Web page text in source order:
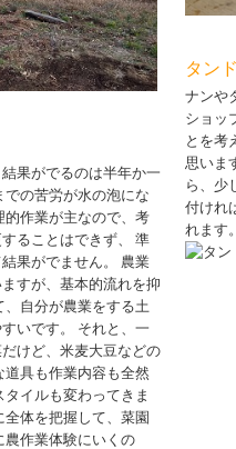
果がでるのは半年か一
の苦労が水の泡にな
的作業が主なので、考
ることはできず、 準
果がでません。 農業
すが、基本的流れを抑
、自分が農業をする土
いです。 それと、一
けど、米麦大豆などの
具も作業内容も全然
イルも変わってきま
体を把握して、菜園
農作業体験にいくの
タン
ナンや
ショッ
とを考
思いま
ら、少
付けれ
れます